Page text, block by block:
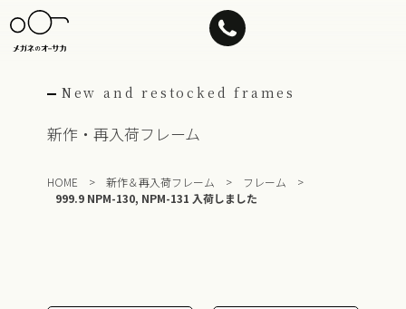
to
content
New and restocked frames
新作・再入荷フレーム
HOME > 新作＆再入荷フレーム > フレーム
>
999.9 NPM-130, NPM-131 入荷しました